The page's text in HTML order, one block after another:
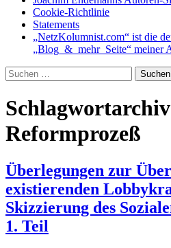
Cookie-Richtlinie
Statements
„NetzKolumnist.com“ ist die
„Blog_&_mehr_Seite“ meiner
Suchen
nach:
Reformprozeß
Überlegungen zur
existierenden
Skizzierung des
1. Teil